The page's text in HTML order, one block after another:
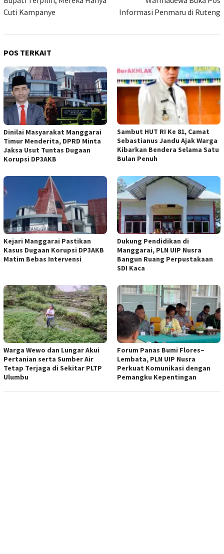
Cuti Kampanye
Informasi Penmaru di Ruteng
POS TERKAIT
Dinilai Masyarakat Manggarai
Timur Menderita, DPRD Minta
Jaksa Usut Tuntas Dugaan
Korupsi DP3AKB
Sambut HUT RI Ke 81, Camat
Sebastianus Jandu Ajak Warga
Kibarkan Bendera Selama Satu
Bulan Penuh
Kejari Manggarai Pastikan
Kasus Dugaan Korupsi DP3AKB
Matim Bebas Intervensi
Dukung Pendidikan di
Manggarai, PLN UIP Nusra
Bangun Ruang Perpustakaan
SDI Kaca
Warga Wewo dan Lungar Akui
Pertanian serta Sumber Air
Tetap Terjaga di Sekitar PLTP
Ulumbu
Forum Panas Bumi Flores–
Lembata, PLN UIP Nusra
Perkuat Komunikasi dengan
Pemangku Kepentingan